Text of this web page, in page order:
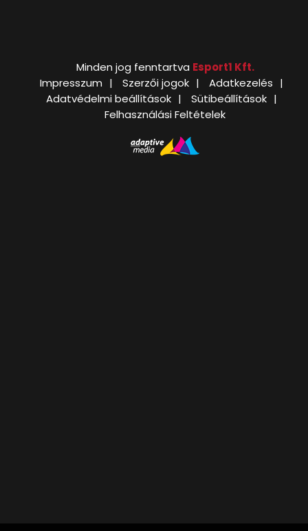
Minden jog fenntartva Esport1 Kft.
Impresszum
Szerzői jogok
Adatkezelés
Adatvédelmi beállítások
Sütibeállítások
Felhasználási Feltételek